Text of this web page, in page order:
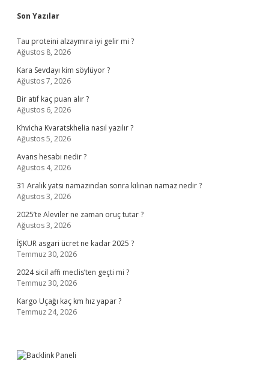
Sidebar
Son Yazılar
Tau proteini alzaymıra iyi gelir mi ?
Ağustos 8, 2026
Kara Sevdayı kim söylüyor ?
Ağustos 7, 2026
Bir atıf kaç puan alır ?
Ağustos 6, 2026
Khvicha Kvaratskhelia nasıl yazılır ?
Ağustos 5, 2026
Avans hesabı nedir ?
Ağustos 4, 2026
31 Aralık yatsı namazından sonra kılınan namaz nedir ?
Ağustos 3, 2026
2025’te Aleviler ne zaman oruç tutar ?
Ağustos 3, 2026
İŞKUR asgari ücret ne kadar 2025 ?
Temmuz 30, 2026
2024 sicil affı meclis’ten geçti mi ?
Temmuz 30, 2026
Kargo Uçağı kaç km hız yapar ?
Temmuz 24, 2026